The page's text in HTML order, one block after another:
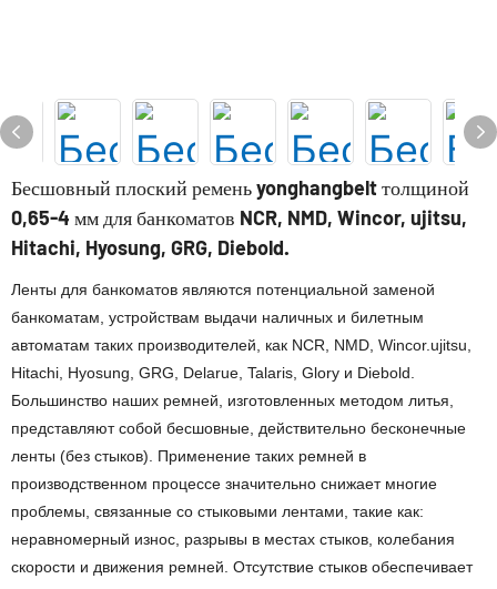
Бесшовный плоский ремень yonghangbelt толщиной
0,65-4 мм для банкоматов NCR, NMD, Wincor, ujitsu,
Hitachi, Hyosung, GRG, Diebold.
Ленты для банкоматов являются потенциальной заменой
банкоматам, устройствам выдачи наличных и билетным
автоматам таких производителей, как NCR, NMD, Wincor.ujitsu,
Hitachi, Hyosung, GRG, Delarue, Talaris, Glory и Diebold.
Большинство наших ремней, изготовленных методом литья,
представляют собой бесшовные, действительно бесконечные
ленты (без стыков). Применение таких ремней в
производственном процессе значительно снижает многие
проблемы, связанные со стыковыми лентами, такие как:
неравномерный износ, разрывы в местах стыков, колебания
скорости и движения ремней. Отсутствие стыков обеспечивает